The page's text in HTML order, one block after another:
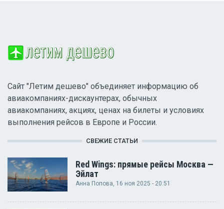
Сайт "Летим дешево" объединяет информацию об
авиакомпаниях-дискаунтерах, обычных
авиакомпаниях, акциях, ценах на билеты и условиях
выполнения рейсов в Европе и России.
СВЕЖИЕ СТАТЬИ
Red Wings: прямые рейсы Москва —
Эйлат
Анна Попова, 16 ноя 2025 - 20:51